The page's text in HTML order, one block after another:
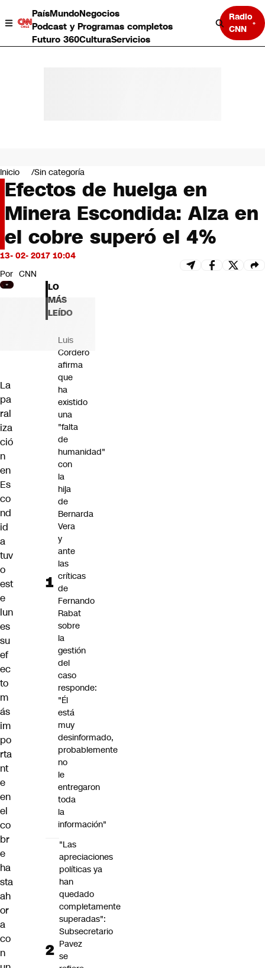
PaísMundoNegocios
Podcast y Programas completos
Futuro 360CulturaServicios
Radio
CNN
Negocios
Deportes
Programas completos
Cultura
Servicios
Bits
CNN tiempo
Futuro 360
Opinión
Inicio Sin categoría
Efectos de huelga en
Minera Escondida: Alza en
el cobre superó el 4%
13- 02- 2017 10:04
Por CNN
La
pa
ral
iza
ció
n
en
Es
co
nd
id
a
tuv
o
est
e
lun
es
su
ef
ec
to
m
ás
im
po
rta
nt
e
en
el
co
br
e
ha
sta
ah
or
a
co
n
LO
MÁS
LEÍDO
Luis
Cordero
afirma
que
ha
existido
una
"falta
de
humanidad"
con
la
hija
de
Bernarda
Vera
y
ante
las
críticas
de
Fernando
Rabat
sobre
la
gestión
del
caso
responde:
"Él
está
muy
desinformado,
probablemente
no
le
entregaron
toda
la
información"
"Las
apreciaciones
políticas ya
han
quedado
completamente
superadas":
Subsecretario
Pavez
se